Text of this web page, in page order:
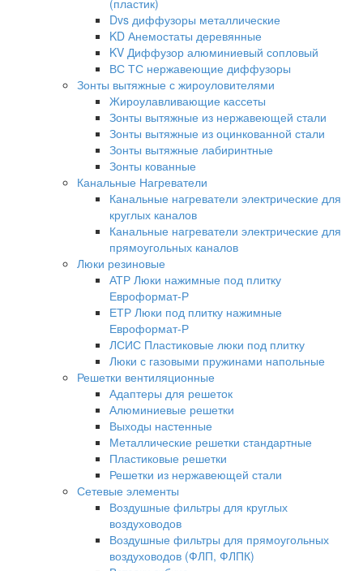
(пластик)
Dvs диффузоры металлические
KD Анемостаты деревянные
KV Диффузор алюминиевый сопловый
ВС ТС нержавеющие диффузоры
Зонты вытяжные с жироуловителями
Жироулавливающие кассеты
Зонты вытяжные из нержавеющей стали
Зонты вытяжные из оцинкованной стали
Зонты вытяжные лабиринтные
Зонты кованные
Канальные Нагреватели
Канальные нагреватели электрические для
круглых каналов
Канальные нагреватели электрические для
прямоугольных каналов
Люки резиновые
АТР Люки нажимные под плитку
Евроформат-Р
ЕТР Люки под плитку нажимные
Евроформат-Р
ЛСИС Пластиковые люки под плитку
Люки с газовыми пружинами напольные
Решетки вентиляционные
Адаптеры для решеток
Алюминиевые решетки
Выходы настенные
Металлические решетки стандартные
Пластиковые решетки
Решетки из нержавеющей стали
Сетевые элементы
Воздушные фильтры для круглых
воздуховодов
Воздушные фильтры для прямоугольных
воздуховодов (ФЛП, ФЛПК)